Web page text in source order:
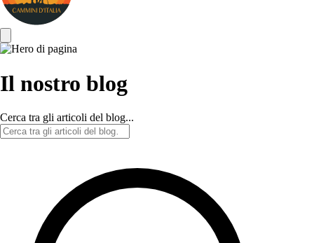
Il nostro blog
Cerca tra gli articoli del blog...